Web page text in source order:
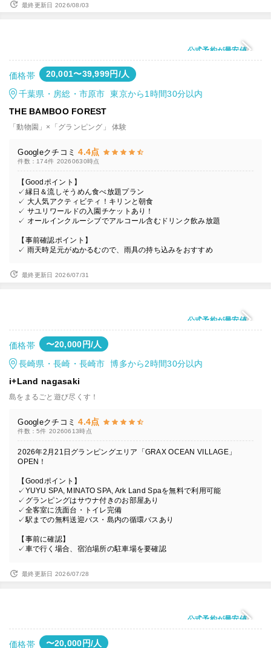
最終更新日 2026/08/03
公式予約が最安値
価格帯 20,001〜39,999円/人
千葉県・房総・市原市 東京から1時間30分以内
THE BAMBOO FOREST
「動物園」×「グランピング」 体験
Googleクチコミ 4.4点
件数：174件 20260630時点
【Goodポイント】
✓縁日＆流しそうめん食べ放題プラン
✓ 大人気アクティビティ！キリンと朝食
✓ サユリワールドの入園チケットあり！
✓ オールインクルーシブでアルコール含むドリンク飲み放題
【事前確認ポイント】
✓ 雨天時足元がぬかるむので、雨具の持ち込みをおすすめ
最終更新日 2026/07/31
公式予約が最安値
価格帯 〜20,000円/人
長崎県・長崎・長崎市 博多から2時間30分以内
i+Land nagasaki
島をまるごと遊び尽くす！
Googleクチコミ 4.4点
件数：5件 20260613時点
2026年2月21日グランピングエリア「GRAX OCEAN VILLAGE」
OPEN！
【Goodポイント】
✓YUYU SPA, MINATO SPA, Ark Land Spaを無料で利用可能
✓グランピングはサウナ付きのお部屋あり
✓全客室に洗面台・トイレ完備
✓駅までの無料送迎バス・島内の循環バスあり
【事前に確認】
✓車で行く場合、宿泊場所の駐車場を要確認
最終更新日 2026/07/28
公式予約が最安値
価格帯 〜20,000円/人